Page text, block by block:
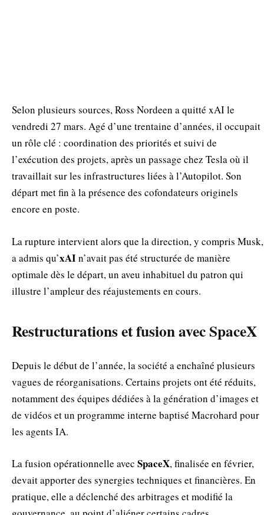
Selon plusieurs sources, Ross Nordeen a quitté xAI le
vendredi 27 mars. Agé d’une trentaine d’années, il occupait
un rôle clé : coordination des priorités et suivi de
l’exécution des projets, après un passage chez Tesla où il
travaillait sur les infrastructures liées à l’Autopilot. Son
départ met fin à la présence des cofondateurs originels
encore en poste.
La rupture intervient alors que la direction, y compris Musk,
a admis qu’xAIn’avait pas été structurée de manière
optimale dès le départ, un aveu inhabituel du patron qui
illustre l’ampleur des réajustements en cours.
Restructurations et fusion avec SpaceX
Depuis le début de l’année, la société a enchaîné plusieurs
vagues de réorganisations. Certains projets ont été réduits,
notamment des équipes dédiées à la génération d’images et
de vidéos et un programme interne baptisé Macrohard pour
les agents IA.
La fusion opérationnelle avec SpaceX, finalisée en février,
devait apporter des synergies techniques et financières. En
pratique, elle a déclenché des arbitrages et modifié la